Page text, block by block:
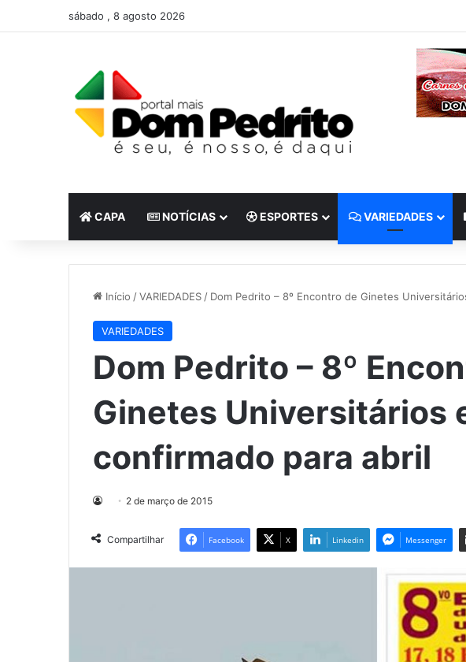
sábado , 8 agosto 2026
CAPA NOTÍCIAS ESPORTES VARIEDADES
Início /VARIEDADES / Dom Pedrito – 8º Encontro de Ginetes
VARIEDADES
Dom Pedrito – 8º
Ginetes Universitários
confirmado para abril
2 de março de 2015
Compartilhar Facebook X Linkedin Messenger